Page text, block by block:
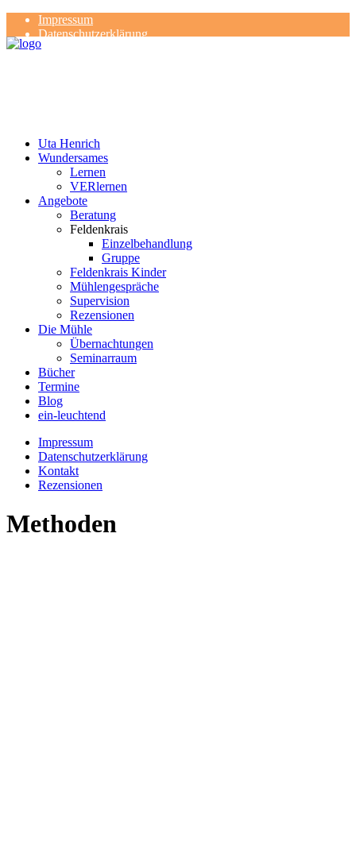
Impressum
Datenschutzerklärung
Kontakt
Uta Henrich
Wundersames
Lernen
VERlernen
Angebote
Beratung
Feldenkrais
Einzelbehandlung
Gruppe
Feldenkrais Kinder
Mühlengespräche
Supervision
Rezensionen
Die Mühle
Übernachtungen
Seminarraum
Bücher
Termine
Blog
ein-leuchtend
Impressum
Datenschutzerklärung
Kontakt
Rezensionen
Methoden